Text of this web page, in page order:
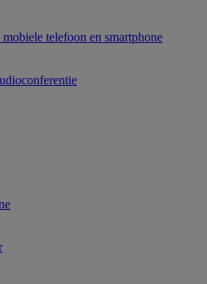
telefoon en smartphone